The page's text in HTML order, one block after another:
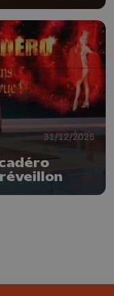
31/12/2025